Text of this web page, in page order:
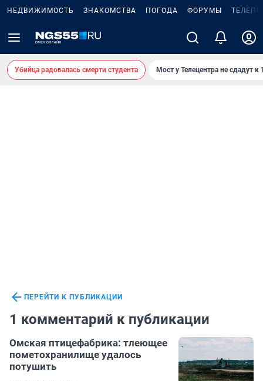
НЕДВИЖИМОСТЬ ЗНАКОМСТВА ПОГОДА ФОРУМЫ
Убийца радовалась смерти студента Мост у Телецентра не сдадут к
ПЕРЕЙТИ К ПУБЛИКАЦИИ
1 комментарий к публикации
Омская птицефабрика: тлеющее
пометохранилище удалось
потушить